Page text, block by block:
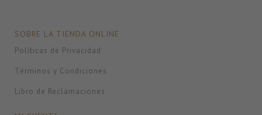
SOBRE LA TIENDA ONLINE
Políticas de Privacidad
Términos y Condiciones
Libro de Reclamaciones